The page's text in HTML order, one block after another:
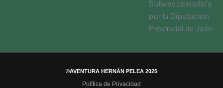
Subvencionado/a
por la Diputación
Provincial de Jaén
©AVENTURA HERNÁN PELEA 2025
Política de Privacidad